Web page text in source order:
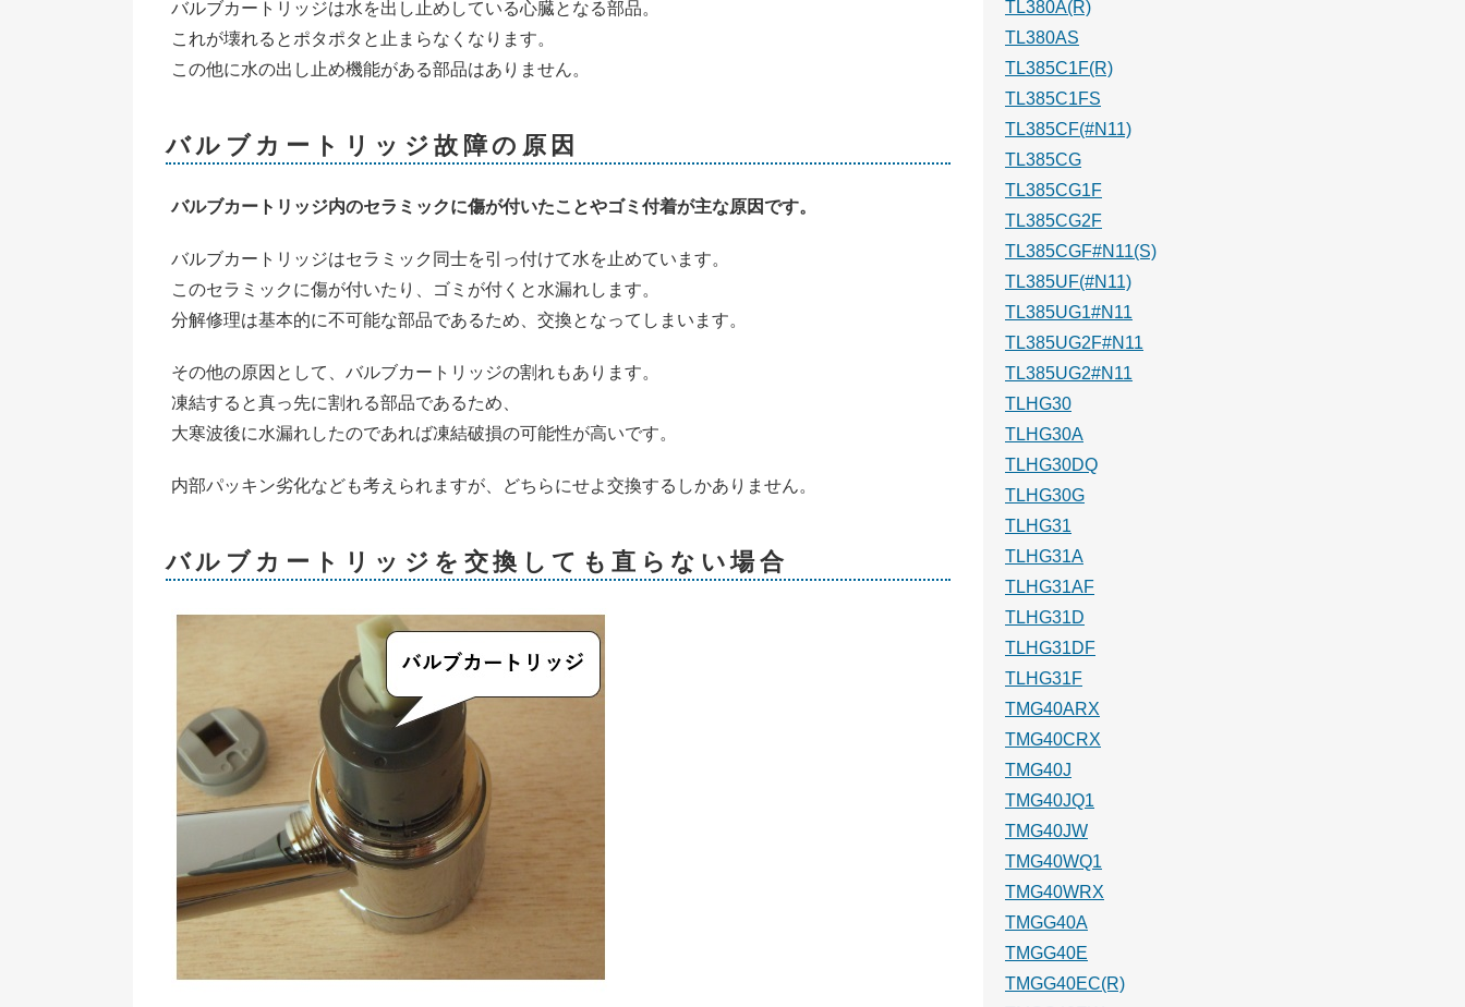
バルブカートリッジは水を出し止めしている心臓となる部品。
これが壊れるとポタポタと止まらなくなります。
この他に水の出し止め機能がある部品はありません。
バルブカートリッジ故障の原因
バルブカートリッジ内のセラミックに傷が付いたことやゴミ付着が主な原因です。
バルブカートリッジはセラミック同士を引っ付けて水を止めています。
このセラミックに傷が付いたり、ゴミが付くと水漏れします。
分解修理は基本的に不可能な部品であるため、交換となってしまいます。
その他の原因として、バルブカートリッジの割れもあります。
凍結すると真っ先に割れる部品であるため、
大寒波後に水漏れしたのであれば凍結破損の可能性が高いです。
内部パッキン劣化なども考えられますが、どちらにせよ交換するしかありません。
バルブカートリッジを交換しても直らない場合
TL380A(R)
TL380AS
TL385C1F(R)
TL385C1FS
TL385CF(#N11)
TL385CG
TL385CG1F
TL385CG2F
TL385CGF#N11(S)
TL385UF(#N11)
TL385UG1#N11
TL385UG2F#N11
TL385UG2#N11
TLHG30
TLHG30A
TLHG30DQ
TLHG30G
TLHG31
TLHG31A
TLHG31AF
TLHG31D
TLHG31DF
TLHG31F
TMG40ARX
TMG40CRX
TMG40J
TMG40JQ1
TMG40JW
TMG40WQ1
TMG40WRX
TMGG40A
TMGG40E
TMGG40EC(R)